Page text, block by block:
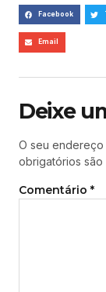
Facebook
Email
Deixe
O seu
obrigatórios são
Comentário *